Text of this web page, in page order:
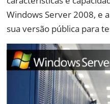
Windows Server 2008, e
sua versão pública para